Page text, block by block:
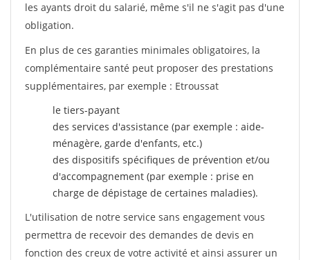
les ayants droit du salarié, même s'il ne s'agit pas d'une
obligation.
En plus de ces garanties minimales obligatoires, la
complémentaire santé peut proposer des prestations
supplémentaires, par exemple : Etroussat
le tiers-payant
des services d'assistance (par exemple : aide-
ménagère, garde d'enfants, etc.)
des dispositifs spécifiques de prévention et/ou
d'accompagnement (par exemple : prise en
charge de dépistage de certaines maladies).
L'utilisation de notre service sans engagement vous
permettra de recevoir des demandes de devis en
fonction des creux de votre activité et ainsi assurer un